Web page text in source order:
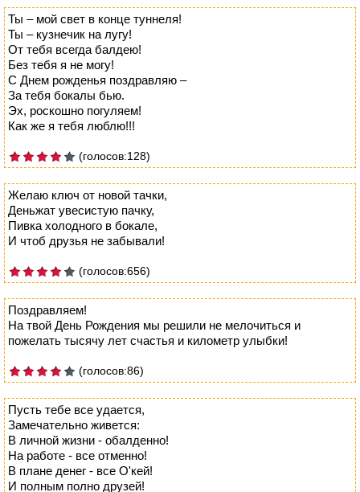
Ты – мой свет в конце туннеля!
Ты – кузнечик на лугу!
От тебя всегда балдею!
Без тебя я не могу!
С Днем рожденья поздравляю –
За тебя бокалы бью.
Эх, роскошно погуляем!
Как же я тебя люблю!!!
(голосов:128)
Желаю ключ от новой тачки,
Деньжат увесистую пачку,
Пивка холодного в бокале,
И чтоб друзья не забывали!
(голосов:656)
Поздравляем!
На твой День Рождения мы решили не мелочиться и
пожелать тысячу лет счастья и километр улыбки!
(голосов:86)
Пусть тебе все удается,
Замечательно живется:
В личной жизни - обалденно!
На работе - все отменно!
В плане денег - все О'кей!
И полным полно друзей!